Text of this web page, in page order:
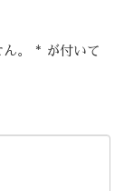
。 * が付いて